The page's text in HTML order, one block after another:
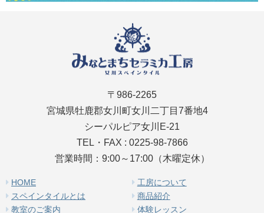
〒986-2265
宮城県牡鹿郡女川町女川二丁目7番地4
シーパルピア女川E-21
TEL・FAX : 0225-98-7866
営業時間：9:00～17:00（木曜定休）
HOME
工房について
スペインタイルとは
商品紹介
教室のご案内
体験レッスン